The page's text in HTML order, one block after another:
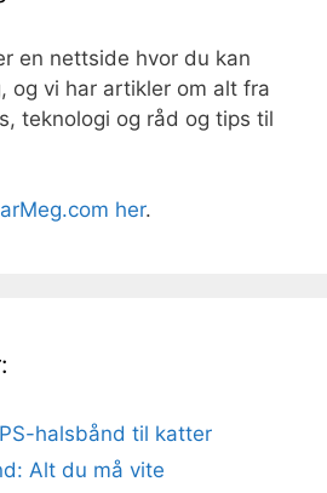
en nettside hvor du kan
og vi har artikler om alt fra
teknologi og råd og tips til
her.
halsbånd til katter
Alt du må vite